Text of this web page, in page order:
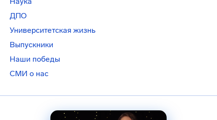
ДПО
Университетская жизнь
Выпускники
Наши победы
СМИ о нас